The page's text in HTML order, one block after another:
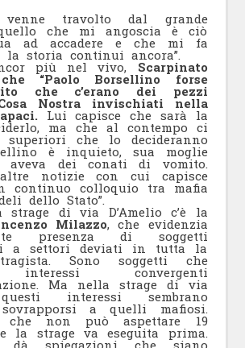
venne travolto dal grande
che mi angoscia è ciò
ad accadere e che mi fa
la storia continui ancora”.
più nel vivo, Scarpinato
“Paolo Borsellino forse
che c’erano dei pezzi
Nostra invischiati nella
Lui capisce che sarà la
ma che al contempo ci
superiori che lo decideranno
è inquieto, sua moglie
aveva dei conati di vomito.
altre notizie con cui capisce
continuo colloquio tra mafia
dello Stato”.
strage di via D’Amelio c’è la
Milazzo, che evidenzia
presenza di soggetti
a settori deviati in tutta la
Sono soggetti che
convergenti
Ma nella strage di via
interessi sembrano
a quelli mafiosi.
che non può aspettare 19
la strage va eseguita prima.